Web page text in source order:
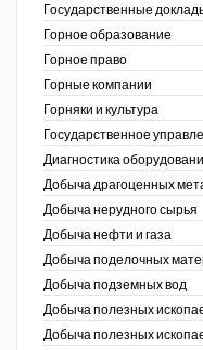
Государственные
Горное образование
Горное право
Горные компании
Горняки и культура
Государственное
Диагностика
Добыча драгоценных
Добыча нерудного сырья
Добыча нефти и газа
Добыча поделочных
Добыча подземных вод
Добыча полезных
Добыча полезных